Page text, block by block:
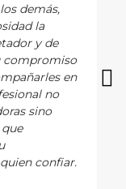
demás,
la
y de
compromiso
en
no
sino
confiar.